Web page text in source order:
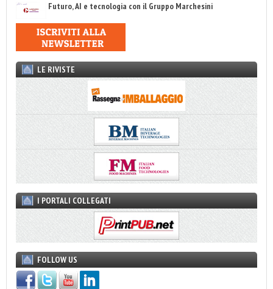
Futuro, AI e tecnologia con il Gruppo Marchesini
LE RIVISTE
I PORTALI COLLEGATI
FOLLOW US